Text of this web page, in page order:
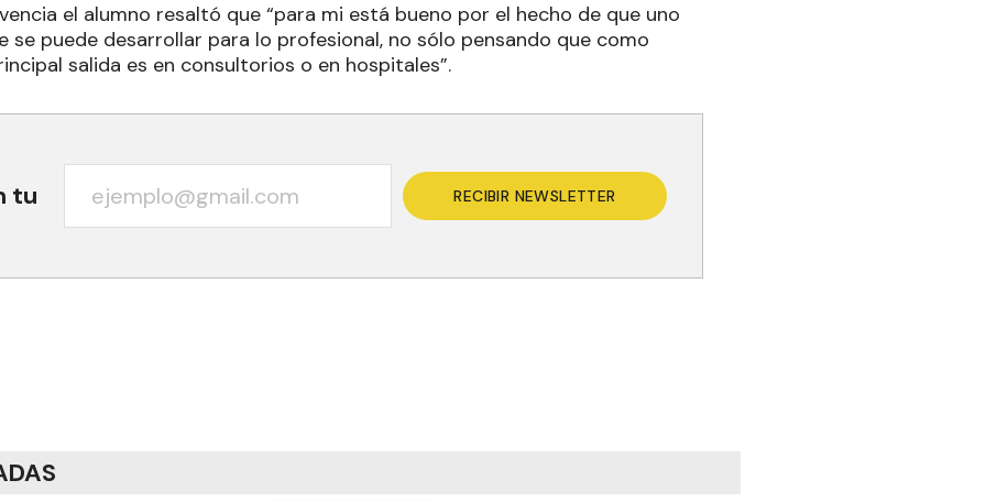
el alumno resaltó que “para mi está bueno por el hecho de que uno
se puede desarrollar para lo profesional, no sólo pensando que como
salida es en consultorios o en hospitales”.
tu RECIBIR NEWSLETTER